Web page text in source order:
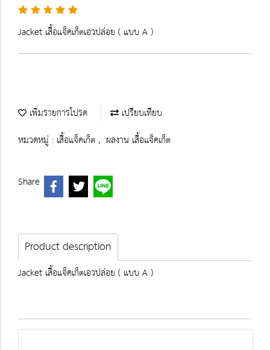
Jacket เสื้อแจ็คเก็ตเอวปล่อย ( แบบ A )
เพิ่มรายการโปรด
เปรียบเทียบ
หมวดหมู่ : เสื้อแจ็คเก็ต, ผลงาน เสื้อแจ็คเก็ต
Share
Product description
Jacket เสื้อแจ็คเก็ตเอวปล่อย ( แบบ A )